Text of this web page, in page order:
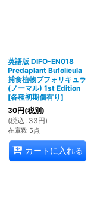
英語版 DIFO-EN018
Predaplant Bufolicula
捕食植物ブフォリキュラ
(ノーマル) 1st Edition
[各種初期傷有り]
30円(税別)
(税込 : 33円)
在庫数 5点
カートに入れる